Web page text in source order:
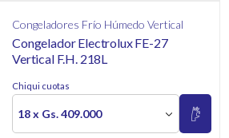
Congeladores Frío Húmedo Vertical
Congelador Electrolux FE-27
Vertical F.H. 218L
Chiqui cuotas
18 x Gs. 409.000